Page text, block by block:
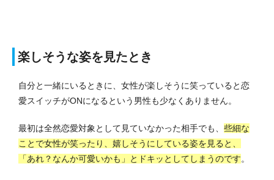
楽しそうな姿を見たとき
自分と一緒にいるときに、女性が楽しそうに笑っていると恋
愛スイッチがONになるという男性も少なくありません。
最初は全然恋愛対象として見ていなかった相手でも、 些細な
ことで女性が笑ったり、嬉しそうにしている姿を見ると、
「あれ？なんか可愛いかも」とドキッとしてしまうのです。